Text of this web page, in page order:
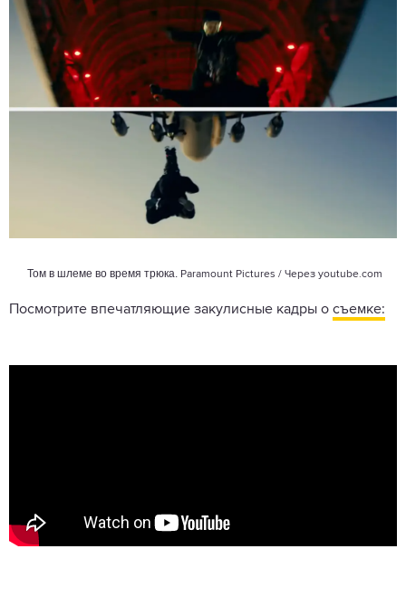
Том в шлеме во время трюка. Paramount Pictures / Через youtube.com
Посмотрите впечатляющие закулисные кадры о съемке: